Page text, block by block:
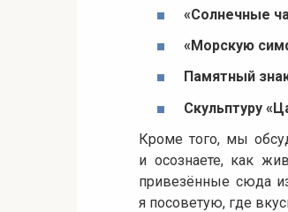
«Солнечные
«Морскую
Памятный
Скульптуру
Кроме того, мы
и осознаете, как
привезённые сюда
я посоветую, где